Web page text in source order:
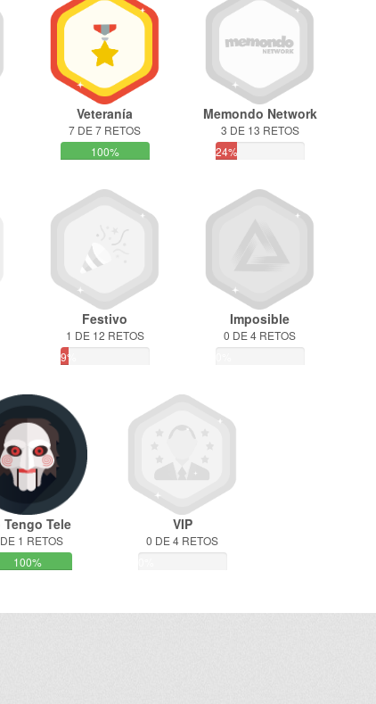
Veteranía
7 DE 7 RETOS
100%
Memondo Network
3 DE 13 RETOS
24%
Festivo
1 DE 12 RETOS
9%
Imposible
0 DE 4 RETOS
Tengo Tele
1 RETOS
100%
VIP
0 DE 4 RETOS